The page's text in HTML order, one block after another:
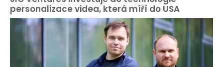
personalizace videa, která míří do USA